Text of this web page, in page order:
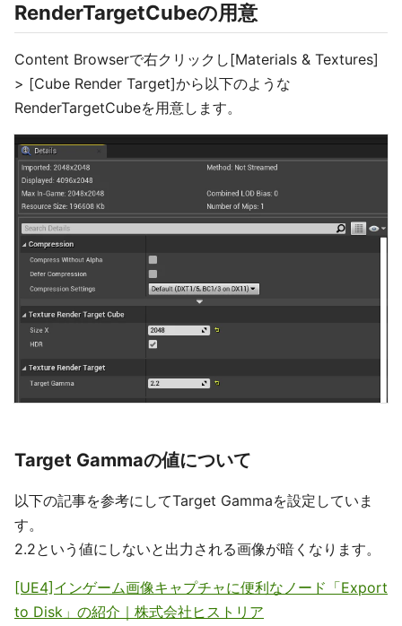
RenderTargetCubeの用意
Content Browserで右クリックし[Materials & Textures]
> [Cube Render Target]から以下のような
RenderTargetCubeを用意します。
Target Gammaの値について
以下の記事を参考にしてTarget Gammaを設定していま
す。
2.2という値にしないと出力される画像が暗くなります。
[UE4]インゲーム画像キャプチャに便利なノード「Export
to Disk」の紹介｜株式会社ヒストリア